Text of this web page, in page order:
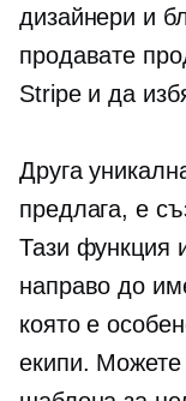
дизайнери и
продавате
Stripe и да
Друга
предлага, е
Тази функция
направо до
която е
екипи. Можете